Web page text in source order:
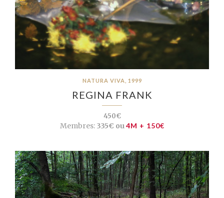
NATURA VIVA, 1999
REGINA FRANK
450€
Membres:335€ ou4M + 150€